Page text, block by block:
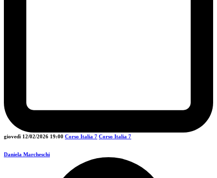
giovedì 12/02/2026 19:00 Corso Italia 7 Corso Italia 7
Daniela Marcheschi